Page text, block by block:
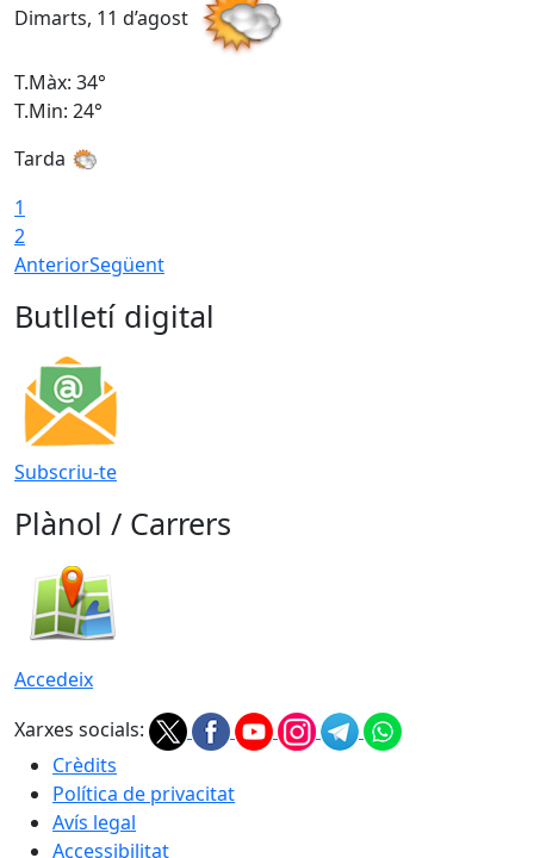
Dimarts, 11 d’agost
T.Màx: 34°
T.Min: 24°
Tarda
1
2
AnteriorSegüent
Butlletí digital
Subscriu-te
Plànol / Carrers
Accedeix
Xarxes socials:
Crèdits
Política de privacitat
Avís legal
Accessibilitat